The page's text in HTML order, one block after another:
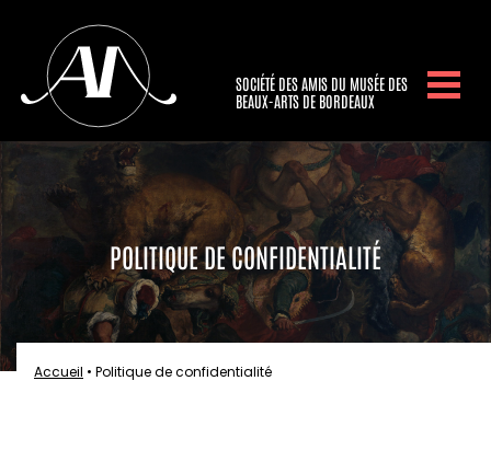
SOCIÉTÉ DES AMIS DU MUSÉE DES
BEAUX-ARTS DE BORDEAUX
POLITIQUE DE CONFIDENTIALITÉ
Accueil • Politique de confidentialité